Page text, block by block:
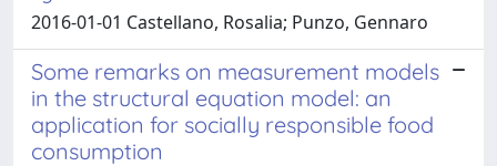
2016-01-01 Castellano, Rosalia; Punzo, Gennaro
Some remarks on measurement models
in the structural equation model: an
application for socially responsible food
consumption